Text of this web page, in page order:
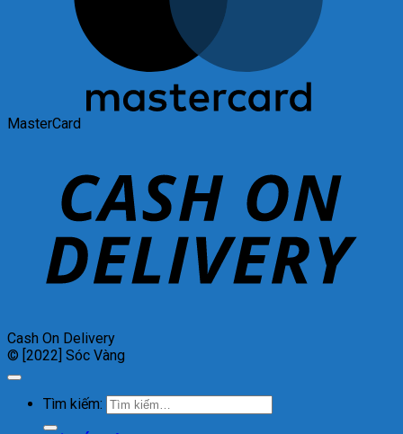
MasterCard
Cash On Delivery
© [2022] Sóc Vàng
Tìm kiếm: